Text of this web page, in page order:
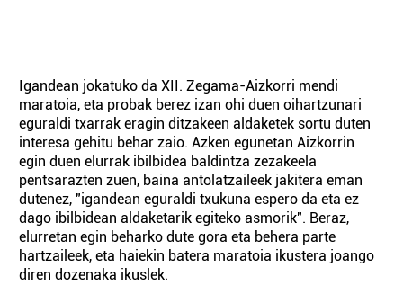
Igandean jokatuko da XII. Zegama-Aizkorri mendi
maratoia, eta probak berez izan ohi duen oihartzunari
eguraldi txarrak eragin ditzakeen aldaketek sortu duten
interesa gehitu behar zaio. Azken egunetan Aizkorrin
egin duen elurrak ibilbidea baldintza zezakeela
pentsarazten zuen, baina antolatzaileek jakitera eman
dutenez, "igandean eguraldi txukuna espero da eta ez
dago ibilbidean aldaketarik egiteko asmorik". Beraz,
elurretan egin beharko dute gora eta behera parte
hartzaileek, eta haiekin batera maratoia ikustera joango
diren dozenaka ikuslek.